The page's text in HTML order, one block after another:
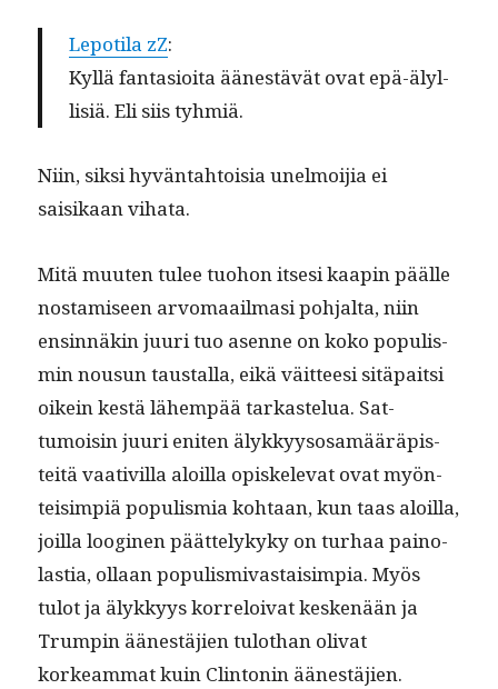
Lep­oti­la zZ:
Kyl­lä fan­ta­sioi­ta äänestävät ovat epä-älyl­
lisiä. Eli siis tyhmiä.
Niin, sik­si hyvän­tah­toisia unel­moi­jia ei
saisikaan vihata.
Mitä muuten tulee tuo­hon itsesi kaapin päälle
nos­tamiseen arvo­maail­masi poh­jal­ta, niin
ensin­näkin juuri tuo asenne on koko pop­ulis­
min nousun taustal­la, eikä väit­teesi sitä­pait­si
oikein kestä lähempää tarkastelua. Sat­
tumoisin juuri eniten älykkyysosamääräpis­
teitä vaa­tivil­la aloil­la opiskel­e­vat ovat myön­
teisimpiä pop­ulis­mia kohtaan, kun taas aloil­la,
joil­la loogi­nen päät­te­lykyky on turhaa pain­o­
las­tia, ollaan pop­ulis­mi­vas­taisimpia. Myös
tulot ja älykkyys kor­reloi­vat keskenään ja
Trumpin äänestäjien tulothan oli­vat
korkeam­mat kuin Clin­tonin äänestäjien.